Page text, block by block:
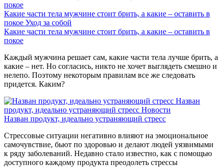
Какие части тела мужчине стоит брить, а какие – оставить в
покое Уход за собой
Какие части тела мужчине стоит брить, а какие – оставить в
покое
Каждый мужчина решает сам, какие части тела лучше брить, а
какие – нет. Но согласись, никто не хочет выглядеть смешно и
нелепо. Поэтому некоторым правилам все же следовать
придется. Каким?
Назван
продукт, идеально устраняющий стресс Новости
Назван продукт, идеально устраняющий стресс
Стрессовые ситуации негативно влияют на эмоциональное
самочувствие, бьют по здоровью и делают людей уязвимыми
к ряду заболеваний. Недавно стало известно, как с помощью
доступного каждому продукта преодолеть стрессы